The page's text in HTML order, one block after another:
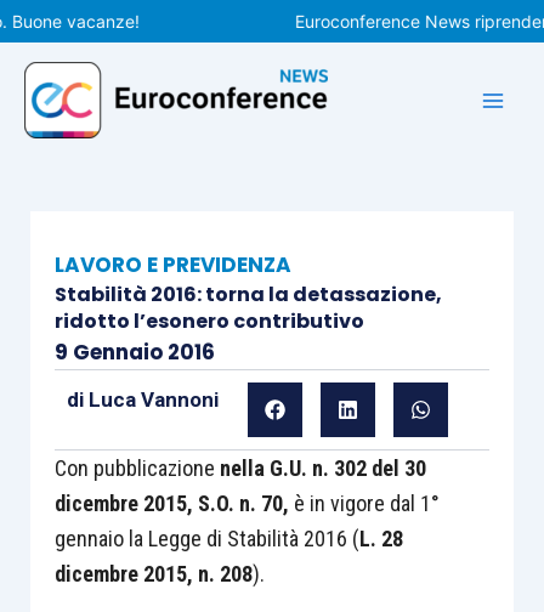
Vai
al
contenuto
vacanze! Euroconference News riprenderà
LAVORO E PREVIDENZA
Stabilità 2016: torna la detassazione,
ridotto l’esonero contributivo
9 Gennaio 2016
di Luca Vannoni
Con pubblicazione nella G.U. n. 302 del 30
dicembre 2015, S.O. n. 70, è in vigore dal 1°
gennaio la Legge di Stabilità 2016 (L. 28
dicembre 2015, n. 208).